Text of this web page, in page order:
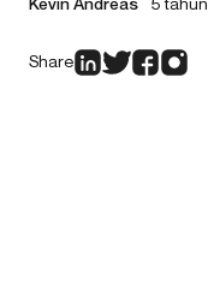
Share